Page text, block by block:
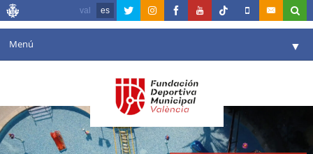
val es
Menú ▼
Agenda
Instalaciones